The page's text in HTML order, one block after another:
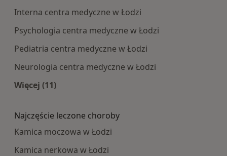
Interna centra medyczne w Łodzi
Psychologia centra medyczne w Łodzi
Pediatria centra medyczne w Łodzi
Neurologia centra medyczne w Łodzi
Więcej (11)
Najczęście leczone choroby
Kamica moczowa w Łodzi
Kamica nerkowa w Łodzi